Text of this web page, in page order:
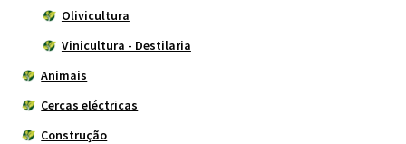
Olivicultura
Vinicultura - Destilaria
Animais
Cercas eléctricas
Construção